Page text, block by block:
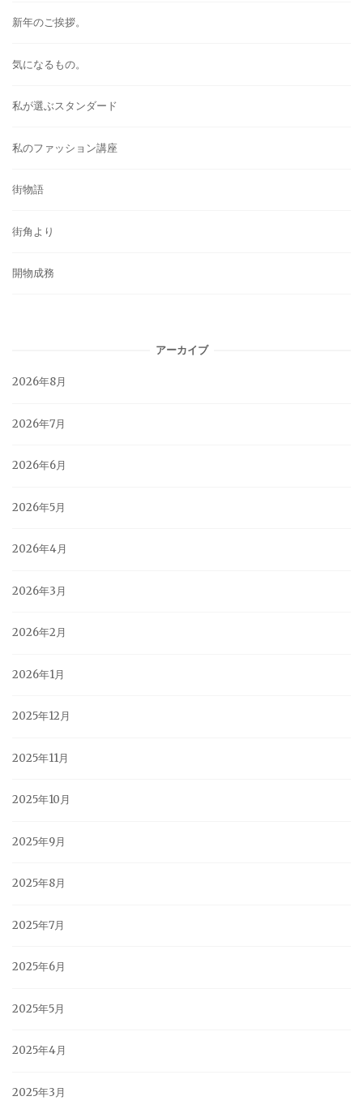
新年のご挨拶。
気になるもの。
私が選ぶスタンダード
私のファッション講座
街物語
街角より
開物成務
アーカイブ
2026年8月
2026年7月
2026年6月
2026年5月
2026年4月
2026年3月
2026年2月
2026年1月
2025年12月
2025年11月
2025年10月
2025年9月
2025年8月
2025年7月
2025年6月
2025年5月
2025年4月
2025年3月